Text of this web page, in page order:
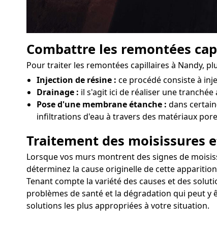
Combattre les remontées
Pour traiter les remontées capillaires à Nandy,
Injection de résine : ce procédé consiste à
Drainage : il s'agit ici de réaliser une
Pose d'une membrane étanche : dans
infiltrations d'eau à travers des matériaux
Traitement des moisissures
Lorsque vos murs montrent des signes de
déterminez la cause originelle de cette
Tenant compte la variété des causes et des
problèmes de santé et la dégradation qui peut y
solutions les plus appropriées à votre situation.